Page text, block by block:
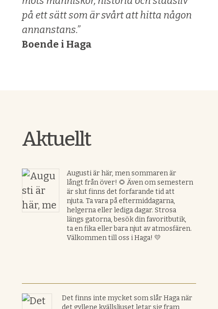
på ett sätt som är svårt att hitta någon
annanstans.”
Boende i Haga
Aktuellt
Augusti är här, men sommaren är
långt från över! 🌻 Även om semestern
är slut finns det forfarande tid att
njuta. Ta vara på eftermiddagarna,
helgerna eller lediga dagar. Strosa
längs gatorna, besök din favoritbutik,
ta en fika eller bara njut av atmosfären.
Välkommen till oss i Haga! 💛
Det finns inte mycket som slår Haga när